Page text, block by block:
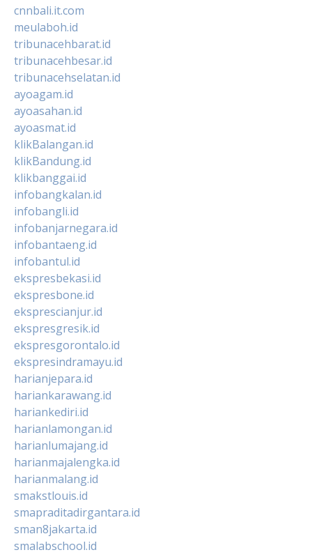
cnnbali.it.com
meulaboh.id
tribunacehbarat.id
tribunacehbesar.id
tribunacehselatan.id
ayoagam.id
ayoasahan.id
ayoasmat.id
klikBalangan.id
klikBandung.id
klikbanggai.id
infobangkalan.id
infobangli.id
infobanjarnegara.id
infobantaeng.id
infobantul.id
ekspresbekasi.id
ekspresbone.id
eksprescianjur.id
ekspresgresik.id
ekspresgorontalo.id
ekspresindramayu.id
harianjepara.id
hariankarawang.id
hariankediri.id
harianlamongan.id
harianlumajang.id
harianmajalengka.id
harianmalang.id
smakstlouis.id
smapraditadirgantara.id
sman8jakarta.id
smalabschool.id